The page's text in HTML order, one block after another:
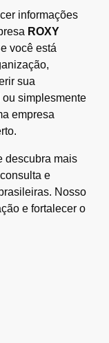
informações
ROXY
você está
sua
simplesmente
empresa
descubra mais
e
Nosso
e fortalecer o